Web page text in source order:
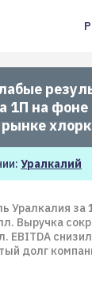
1П на
Уралкалий
Уралкалия за
Выручка
EBITDA
долг